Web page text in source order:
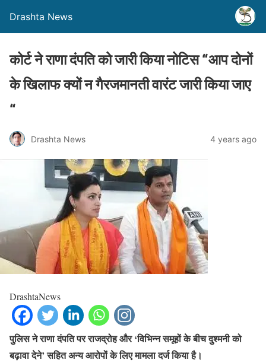
Drashta News
कोर्ट ने राणा दंपति को जारी किया नोटिस “आप दोनों
के खिलाफ क्‍यों न गैरजमानती वारंट जारी किया जाए
“
Drashta News 4 years ago
DrashtaNews
पुलिस ने राणा दंपति पर राजद्रोह और ‘विभिन्न समूहों के बीच दुश्मनी को
बढ़ावा देने’ सहित अन्य आरोपों के लिए मामला दर्ज किया है।